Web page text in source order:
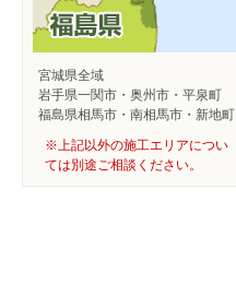
宮城県全域
岩手県一関市・奥州市・平泉町
福島県相馬市・南相馬市・新地町
※上記以外の施工エリアについ
ては別途ご相談ください。